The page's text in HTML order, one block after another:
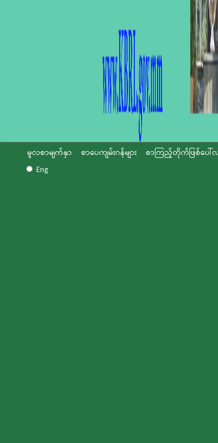
မူလစာမျက်နှာ စာပေကျမ်းဂန်များ
စာကြည့်တိုက်ဖြစ်ပေါ်
Eng